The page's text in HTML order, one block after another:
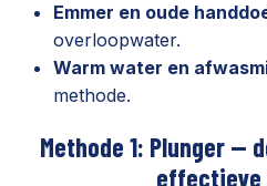
Emmer en oude
overloopwater.
Warm water en
methode.
Methode 1: Plunger —
effectieve